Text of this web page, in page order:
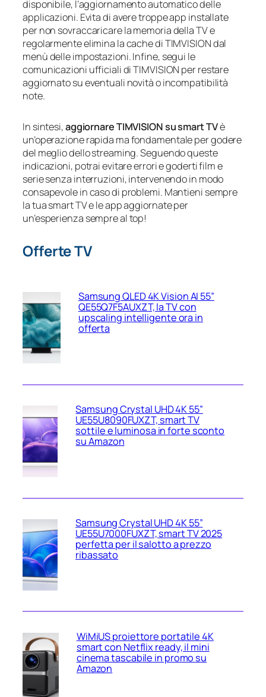
disponibile, l’aggiornamento automatico delle
applicazioni. Evita di avere troppe app installate
per non sovraccaricare la memoria della TV e
regolarmente elimina la cache di TIMVISION dal
menù delle impostazioni. Infine, segui le
comunicazioni ufficiali di TIMVISION per restare
aggiornato su eventuali novità o incompatibilità
note.
In sintesi,aggiornare TIMVISION su smart TVè
un’operazione rapida ma fondamentale per godere
del meglio dello streaming. Seguendo queste
indicazioni, potrai evitare errori e goderti film e
serie senza interruzioni, intervenendo in modo
consapevole in caso di problemi. Mantieni sempre
la tua smart TV e le app aggiornate per
un’esperienza sempre al top!
Offerte TV
Samsung QLED 4K Vision AI 55”
QE55Q7F5AUXZT, la TV con
upscaling intelligente ora in
offerta
Samsung Crystal UHD 4K 55”
UE55U8090FUXZT, smart TV
sottile e luminosa in forte sconto
su Amazon
Samsung Crystal UHD 4K 55”
UE55U7000FUXZT, smart TV 2025
perfetta per il salotto a prezzo
ribassato
WiMiUS proiettore portatile 4K
smart con Netflix ready, il mini
cinema tascabile in promo su
Amazon